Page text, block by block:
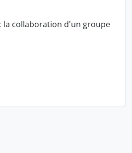
la collaboration d'un groupe